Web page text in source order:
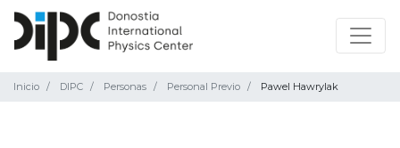
Inicio DIPC Personas Personal Previo Pawel Hawrylak